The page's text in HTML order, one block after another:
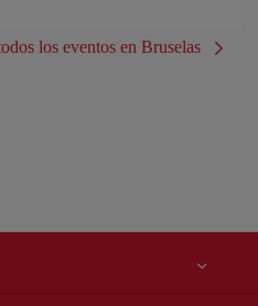
los eventos en Bruselas